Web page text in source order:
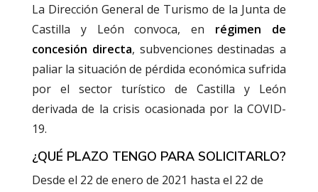
La Dirección General de Turismo de la Junta de
Castilla y León convoca, en régimen de
concesión directa, subvenciones destinadas a
paliar la situación de pérdida económica sufrida
por el sector turístico de Castilla y León
derivada de la crisis ocasionada por la COVID-
19.
¿QUÉ PLAZO TENGO PARA SOLICITARLO?
Desde el 22 de enero de 2021 hasta el 22 de